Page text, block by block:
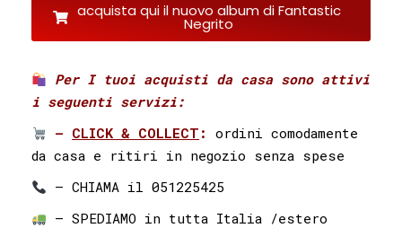
acquista qui il nuovo album di Fantastic
Negrito
Per I tuoi acquisti da casa sono attivi
i seguenti servizi:⁣ ⁣
– CLICK & COLLECT :ordini comodamente
da casa e ritiri in negozio senza spese
– CHIAMA il 051225425⁣⁣ ⁣⁣
– SPEDIAMO in tutta Italia /estero